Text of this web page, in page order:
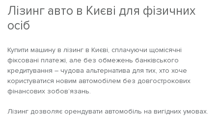
Лізинг авто в Києві для фізичних
осіб
Купити машину в лізинг в Києві, сплачуючи щомісячні
фіксовані платежі, але без обмежень банківського
кредитування – чудова альтернатива для тих, хто хоче
користуватися новим автомобілем без довгострокових
фінансових зобов’язань.
Лізинг дозволяє орендувати автомобіль на вигідних умовах.